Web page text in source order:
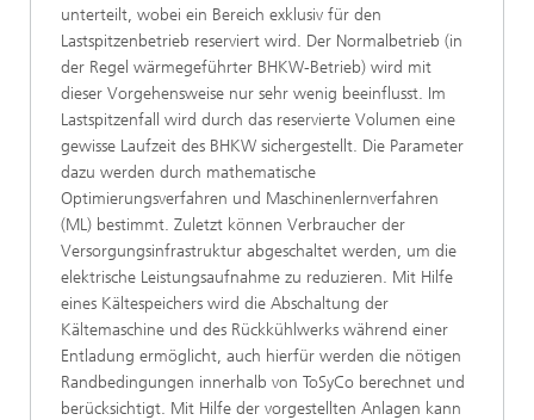
unterteilt, wobei ein Bereich exklusiv für den
Lastspitzenbetrieb reserviert wird. Der Normalbetrieb (in
der Regel wärmegeführter BHKW-Betrieb) wird mit
dieser Vorgehensweise nur sehr wenig beeinflusst. Im
Lastspitzenfall wird durch das reservierte Volumen eine
gewisse Laufzeit des BHKW sichergestellt. Die Parameter
dazu werden durch mathematische
Optimierungsverfahren und Maschinenlernverfahren
(ML) bestimmt. Zuletzt können Verbraucher der
Versorgungsinfrastruktur abgeschaltet werden, um die
elektrische Leistungsaufnahme zu reduzieren. Mit Hilfe
eines Kältespeichers wird die Abschaltung der
Kältemaschine und des Rückkühlwerks während einer
Entladung ermöglicht, auch hierfür werden die nötigen
Randbedingungen innerhalb von ToSyCo berechnet und
berücksichtigt. Mit Hilfe der vorgestellten Anlagen kann